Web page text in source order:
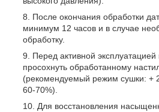
После окончания обработки
минимум 12 часов и в случае
обработку.
Перед активной
просохнуть обработанному
(рекомендуемый режим сушки: +
60-70%).
Для восстановления